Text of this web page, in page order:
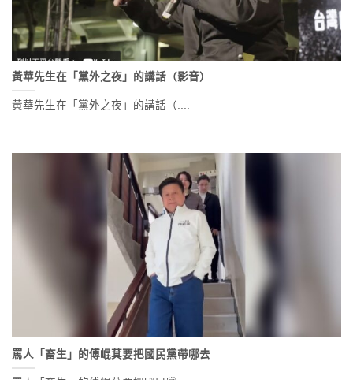
黃華先生在「黨外之夜」的講話（影音）
黃華先生在「黨外之夜」的講話（....
罵人「畜生」的傅崐萁要把國民黨帶哪去